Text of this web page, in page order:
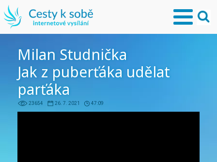
Milan Studnička
Jak z puberťáka udělat
parťáka
23654 26. 7. 2021 47:09